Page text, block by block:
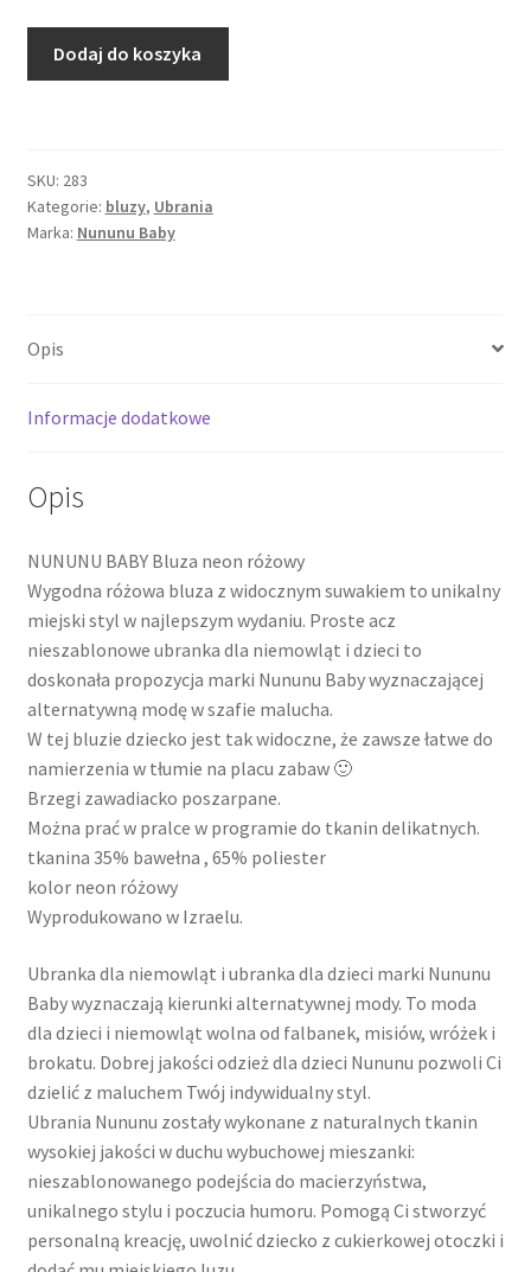
Dodaj do koszyka
SKU: 283
Kategorie: bluzy, Ubrania
Marka: Nununu Baby
Opis
Informacje dodatkowe
Opis
NUNUNU BABY Bluza neon różowy
Wygodna różowa bluza z widocznym suwakiem to unikalny
miejski styl w najlepszym wydaniu. Proste acz
nieszablonowe ubranka dla niemowląt i dzieci to
doskonała propozycja marki Nununu Baby wyznaczającej
alternatywną modę w szafie malucha.
W tej bluzie dziecko jest tak widoczne, że zawsze łatwe do
namierzenia w tłumie na placu zabaw 🙂
Brzegi zawadiacko poszarpane.
Można prać w pralce w programie do tkanin delikatnych.
tkanina 35% bawełna , 65% poliester
kolor neon różowy
Wyprodukowano w Izraelu.
Ubranka dla niemowląt i ubranka dla dzieci marki Nununu
Baby wyznaczają kierunki alternatywnej mody. To moda
dla dzieci i niemowląt wolna od falbanek, misiów, wróżek i
brokatu. Dobrej jakości odzież dla dzieci Nununu pozwoli Ci
dzielić z maluchem Twój indywidualny styl.
Ubrania Nununu zostały wykonane z naturalnych tkanin
wysokiej jakości w duchu wybuchowej mieszanki:
nieszablonowanego podejścia do macierzyństwa,
unikalnego stylu i poczucia humoru. Pomogą Ci stworzyć
personalną kreację, uwolnić dziecko z cukierkowej otoczki i